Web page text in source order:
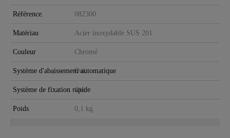
Référence. 082300
Matériau Acier inoxydable SUS 201
Couleur Chromé
Système d'abaissement automatique
Oui
Système de fixation rapide
Oui
Poids 0,1 kg